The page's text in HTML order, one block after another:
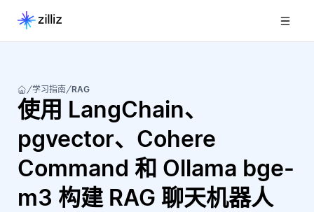
学习指南 RAG
使用 LangChain、
pgvector、Cohere
Command 和 Ollama bge-
m3 构建 RAG 聊天机器人